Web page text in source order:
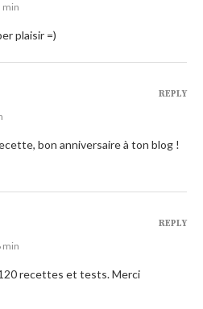
min
plaisir =)
bon anniversaire à ton blog !
REPLY
min
recettes et tests. Merci
REPLY